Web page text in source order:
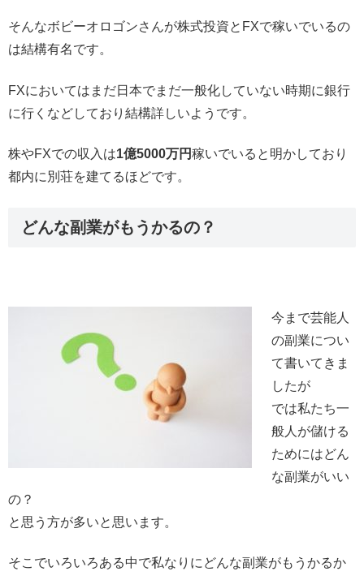
そんなボビーオロゴンさんが株式投資とFXで稼いでいるの
は結構有名です。
FXにおいてはまだ日本でまだ一般化していない時期に銀行
に行くなどしており結構詳しいようです。
株やFXでの収入は1億5000万円稼いでいると明かしており
都内に別荘を建てるほどです。
どんな副業がもうかるの？
今まで芸能人
の副業につい
て書いてきま
したが
では私たち一
般人が儲ける
ためにはどん
な副業がいい
の？
と思う方が多いと思います。
そこでいろいろある中で私なりにどんな副業がもうかるか